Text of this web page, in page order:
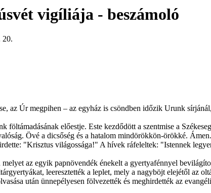
vigíliája - beszámoló
20.
az Úr megpihen – az egyház is csöndben időzik Urunk
föltámadásának előestje. Este kezdődött a szentmise a
Övé a dicsőség és a hatalom mindörökkön-örökké.
"Krisztus világossága!" A hívek ráfeleltek: "Istennek
az egyik papnövendék énekelt a gyertyafénnyel
leeresztették a leplet, mely a nagyböjt elejétől az
után ünnepélyesen fölvezették és meghirdették az